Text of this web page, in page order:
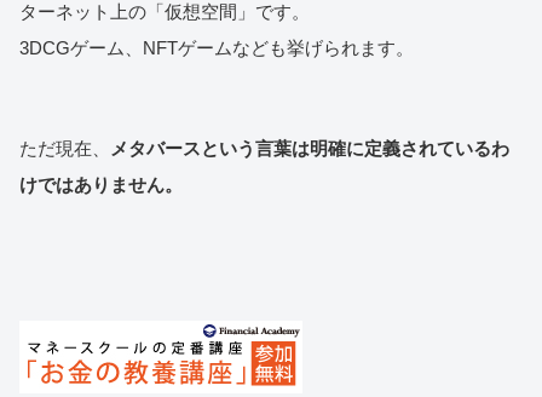
ターネット上の「仮想空間」です。
3DCGゲーム、NFTゲームなども挙げられます。
ただ現在、
メタバースという言葉は明確に定義されているわ
けではありません。